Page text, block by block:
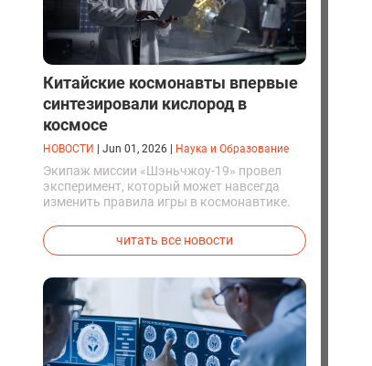
Китайские космонавты впервые
синтезировали кислород в
космосе
НОВОСТИ Jun 01, 2026 Наука и Образование
Экипаж миссии «Шэньчжоу-19» провел
эксперимент, который может навсегда
изменить правила игры в космонавтике.
успешно синтезировали кислород и
компоненты ракетного топлива с
прямо на орбите.
читать все новости